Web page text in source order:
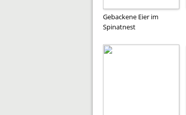
Gebackene Eier im
Spinatnest